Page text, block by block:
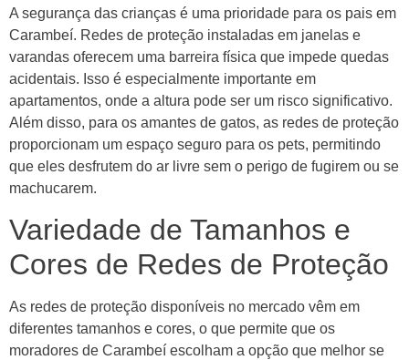
A segurança das crianças é uma prioridade para os pais em
Carambeí. Redes de proteção instaladas em janelas e
varandas oferecem uma barreira física que impede quedas
acidentais. Isso é especialmente importante em
apartamentos, onde a altura pode ser um risco significativo.
Além disso, para os amantes de gatos, as redes de proteção
proporcionam um espaço seguro para os pets, permitindo
que eles desfrutem do ar livre sem o perigo de fugirem ou se
machucarem.
Variedade de Tamanhos e
Cores de Redes de Proteção
As redes de proteção disponíveis no mercado vêm em
diferentes tamanhos e cores, o que permite que os
moradores de Carambeí escolham a opção que melhor se